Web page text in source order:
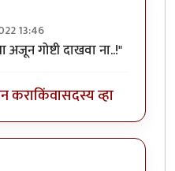
13:46
गोष्टी दाखवा ना..!"
कराकिंवासदस्य व्हा